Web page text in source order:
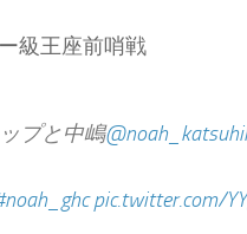
級王座前哨戦
プと中嶋
pic.twitter.com/